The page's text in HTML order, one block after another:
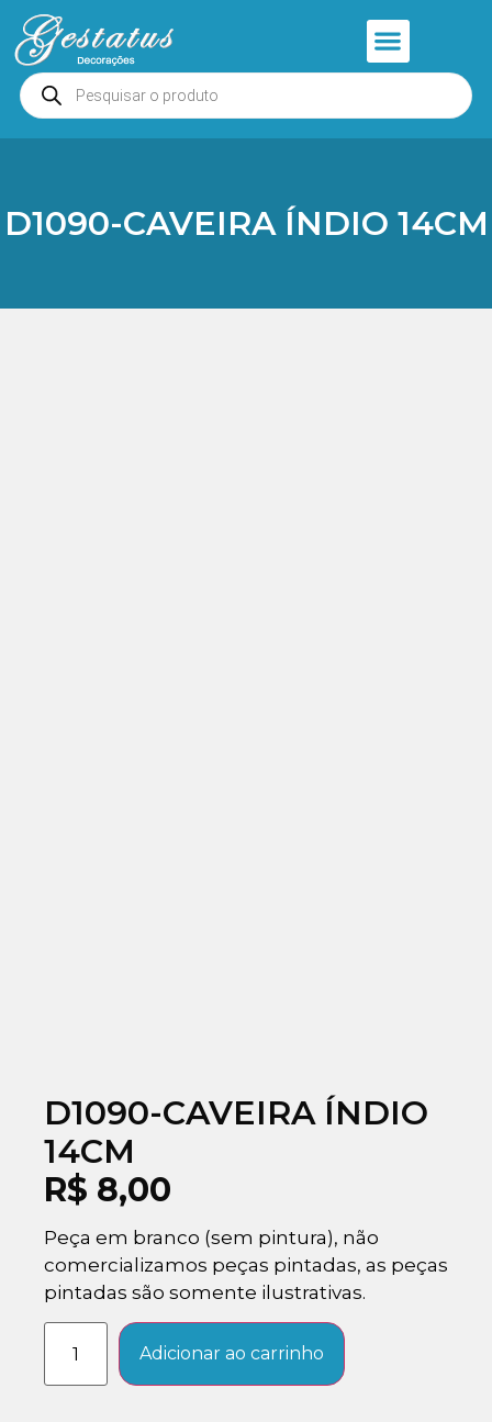
D1090-CAVEIRA ÍNDIO 14CM
D1090-CAVEIRA ÍNDIO
14CM
R$ 8,00
Peça em branco (sem pintura), não
comercializamos peças pintadas, as peças
pintadas são somente ilustrativas.
Adicionar ao carrinho